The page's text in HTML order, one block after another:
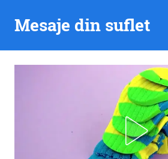
Mesaje din suflet